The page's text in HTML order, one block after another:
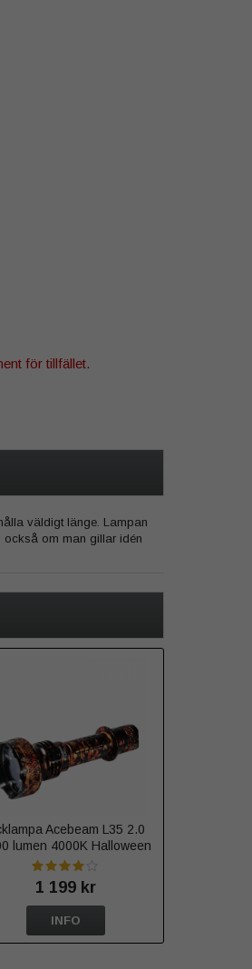
för tillfället.
väldigt länge. Lampan
också om man gillar idén
Acebeam L35 2.0
lumen 4000K Halloween
Limited edition - Varmvit
1 199 kr
INFO